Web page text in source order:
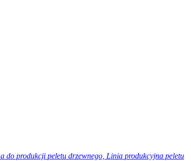
do produkcji peletu drzewnego, Linia produkcyjna peletu